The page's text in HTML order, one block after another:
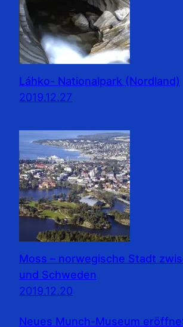
Láhko- Nationalpark (Nordland)
2019.12.27
Moss – norwegische Stadt
und Schweden
2019.12.20
Neues Munch-Museum